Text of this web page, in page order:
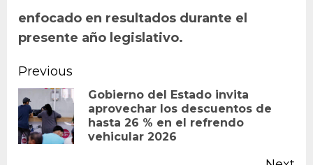
enfocado en resultados durante el
presente año legislativo.
Continue
Reading
Previous
Gobierno del Estado invita
aprovechar los descuentos de
hasta 26 % en el refrendo
vehicular 2026